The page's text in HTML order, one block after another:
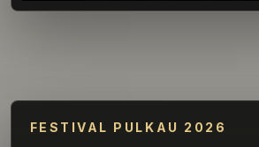
FESTIVAL PULKAU 2026